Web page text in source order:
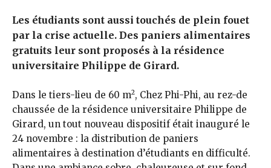
Les étudiants sont aussi touchés de plein fouet
par la crise actuelle. Des paniers alimentaires
gratuits leur sont proposés à la résidence
universitaire Philippe de Girard.
Dans le tiers-lieu de 60 m2, Chez Phi-Phi, au rez-de
chaussée de la résidence universitaire Philippe de
Girard, un tout nouveau dispositif était inauguré le
24 novembre : la distribution de paniers
alimentaires à destination d’étudiants en difficulté.